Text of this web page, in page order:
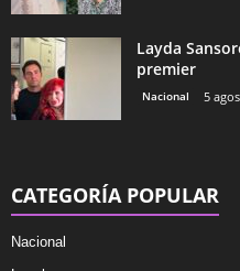
Layda
premier
Nacional 5
CATEGORÍA POPULAR
Nacional